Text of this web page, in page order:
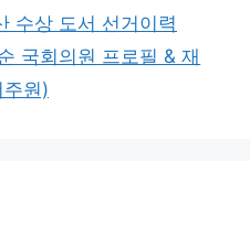
수상 도서 선거이력
국회의원 프로필 & 재
원)